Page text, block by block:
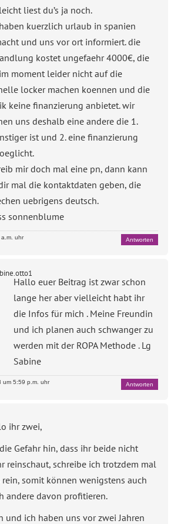
liest du’s ja noch.
kuerzlich urlaub in spanien
und uns vor ort informiert. die
kostet ungefaehr 4000€, die
moment leider nicht auf die
locker machen koennen und die
keine finanzierung anbietet. wir
uns deshalb eine andere die 1.
ist und 2. eine finanzierung
mir doch mal eine pn, dann kann
mal die kontaktdaten geben, die
uebrigens deutsch.
sonnenblume
uhr Antworten
Hallo euer Beitrag ist zwar schon
lange her aber vielleicht habt ihr
die Infos für mich . Meine Freundin
und ich planen auch schwanger zu
werden mit der ROPA Methode . Lg
Sabine
um 5:59 p.m. uhr Antworten
ihr zwei,
Gefahr hin, dass ihr beide nicht
reinschaut, schreibe ich trotzdem mal
rein, somit können wenigstens auch
andere davon profitieren.
und ich haben uns vor zwei Jahren